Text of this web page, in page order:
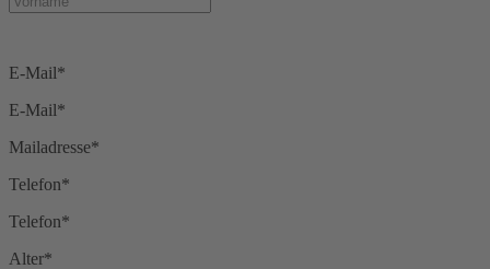
E-Mail*
E-Mail*
Mailadresse*
Telefon*
Telefon*
Alter*